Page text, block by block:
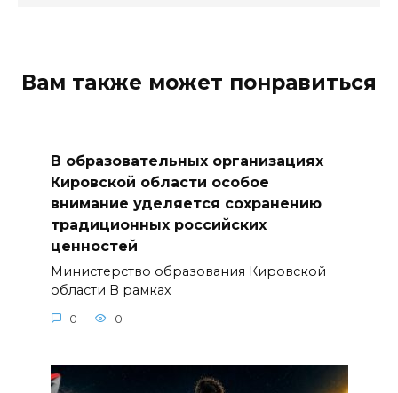
Вам также может понравиться
В образовательных организациях
Кировской области особое
внимание уделяется сохранению
традиционных российских
ценностей
Министерство образования Кировской
области В рамках
0 0